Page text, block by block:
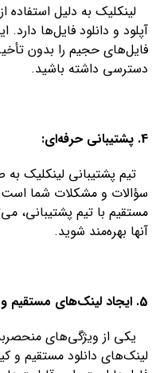
لینکلیک به دلیل استفاده
آپلود و دانلود فایل‌ها
فایل‌های حجیم را بدون
دسترسی داشته باشید.
4. پشتیبانی حرفه‌ای:
سؤالات و مشکلات شما
مستقیم با تیم پشتیبانی،
آنها بهره‌مند شوید.
5. ایجاد لینک‌های مستقیم و QR کد:
یکی از ویژگی‌های
لینک‌های دانلود مستقیم و